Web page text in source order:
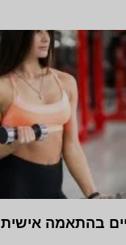
בהתאמה אישית